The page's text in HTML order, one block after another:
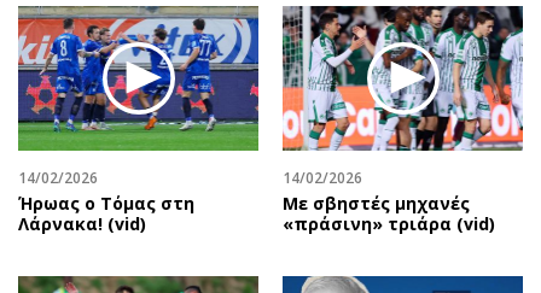
14/02/2026
Ήρωας ο Τόμας στη
Λάρνακα! (vid)
14/02/2026
Με σβηστές μηχανές
«πράσινη» τριάρα (vid)